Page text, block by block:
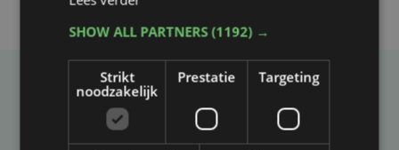
Taalfout opgemerkt?
Heb je een taal- of schrijffout opgemerkt in dit
SHOW ALL PARTNERS(1192) →
Strikt
noodzakelijk
Prestatie Targeting